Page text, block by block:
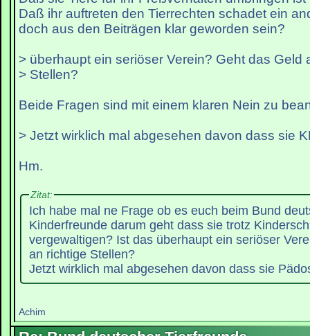
Daß ihr auftreten den Tierrechten schadet ein
doch aus den Beiträgen klar geworden sein?
> überhaupt ein seriöser Verein? Geht das Geld
> Stellen?
Beide Fragen sind mit einem klaren Nein zu
> Jetzt wirklich mal abgesehen davon dass sie
Hm.
Zitat:
Ich habe mal ne Frage ob es euch beim Bund
Kinderfreunde darum geht dass sie trotz
vergewaltigen? Ist das überhaupt ein seriöser
an richtige Stellen?
Jetzt wirklich mal abgesehen davon dass sie
Achim